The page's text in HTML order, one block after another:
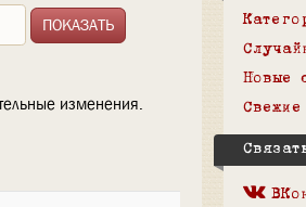
изменения.
Новые
Свежие